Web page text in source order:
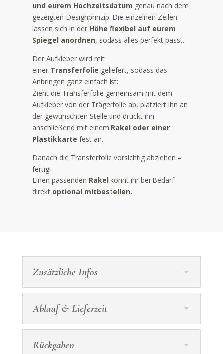
und eurem Hochzeitsdatum genau nach dem
gezeigten Designprinzip. Die einzelnen Zeilen
lassen sich in der Höhe flexibel auf eurem
Spiegel anordnen, sodass alles perfekt passt.
Der Aufkleber wird mit
einer Transferfolie geliefert, sodass das
Anbringen ganz einfach ist:
Zieht die Transferfolie gemeinsam mit dem
Aufkleber von der Trägerfolie ab, platziert ihn an
der gewünschten Stelle und drückt ihn
anschließend mit einem Rakel oder einer
Plastikkarte fest an.
Danach die Transferfolie vorsichtig abziehen –
fertig!
Einen passenden Rakel könnt ihr bei Bedarf
direkt optional mitbestellen.
Zusätzliche Infos
Ablauf & Lieferzeit
Rückgaben